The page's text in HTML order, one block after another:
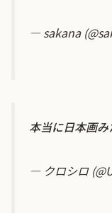
— sakana
本当に日本画み
— クロシロ